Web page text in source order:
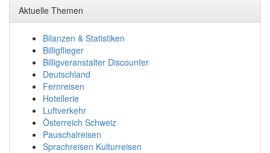
Aktuelle Themen
Bilanzen & Statistiken
Billigflieger
Billigveranstalter Discounter
Deutschland
Fernreisen
Hotellerie
Luftverkehr
Österreich Schweiz
Pauschalreisen
Sprachreisen Kulturreisen